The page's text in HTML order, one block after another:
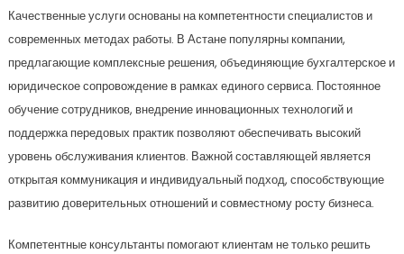
Качественные услуги основаны на компетентности специалистов и
современных методах работы. В Астане популярны компании,
предлагающие комплексные решения, объединяющие бухгалтерское и
юридическое сопровождение в рамках единого сервиса. Постоянное
обучение сотрудников, внедрение инновационных технологий и
поддержка передовых практик позволяют обеспечивать высокий
уровень обслуживания клиентов. Важной составляющей является
открытая коммуникация и индивидуальный подход, способствующие
развитию доверительных отношений и совместному росту бизнеса.
Компетентные консультанты помогают клиентам не только решить